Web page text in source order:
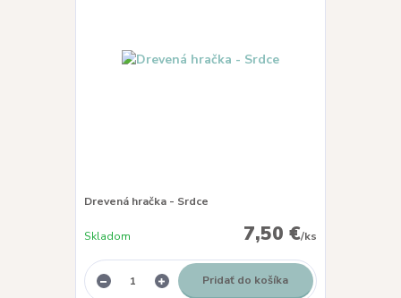
Drevená hračka - Srdce
7,50 €/ks
Skladom
Pridať do košíka